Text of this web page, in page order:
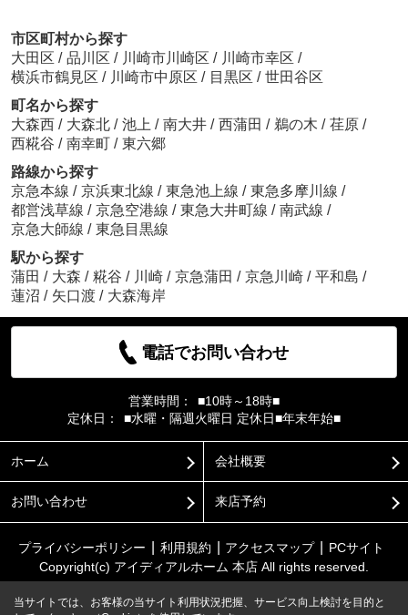
市区町村から探す
大田区 / 品川区 / 川崎市川崎区 / 川崎市幸区 /
横浜市鶴見区 / 川崎市中原区 / 目黒区 / 世田谷区
町名から探す
大森西 / 大森北 / 池上 / 南大井 / 西蒲田 / 鵜の木 / 荏原 /
西糀谷 / 南幸町 / 東六郷
路線から探す
京急本線 / 京浜東北線 / 東急池上線 / 東急多摩川線 /
都営浅草線 / 京急空港線 / 東急大井町線 / 南武線 /
京急大師線 / 東急目黒線
駅から探す
蒲田 / 大森 / 糀谷 / 川崎 / 京急蒲田 / 京急川崎 / 平和島 /
蓮沼 / 矢口渡 / 大森海岸
電話でお問い合わせ
営業時間：
■10時～18時■
定休日：
■水曜・隔週火曜日 定休日■年末年始■
ホーム 会社概要
お問い合わせ 来店予約
プライバシーポリシー 利用規約 アクセスマップ
PCサイト
Copyright(c) アイディアルホーム 本店 All rights reserved.
当サイトでは、お客様の当サイト利用状況把握、サービス向上検討を目的と